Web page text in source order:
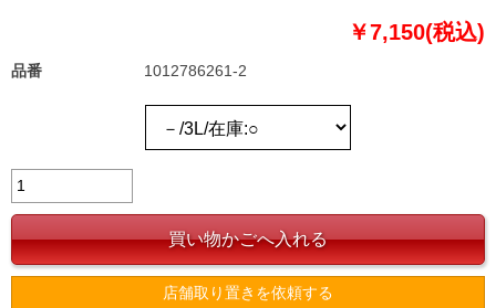
￥7,150(税込)
品番 1012786261-2
店舗取り置きを依頼する